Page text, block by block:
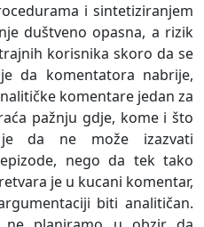
i sintetiziranjem
duštveno opasna, a rizik
korisnika skoro da se
da komentatora nabrije,
komentare jedan za
pažnju gdje, kome i što
je da ne može izazvati
nego da tek tako
je u kucani komentar,
biti analitičan.